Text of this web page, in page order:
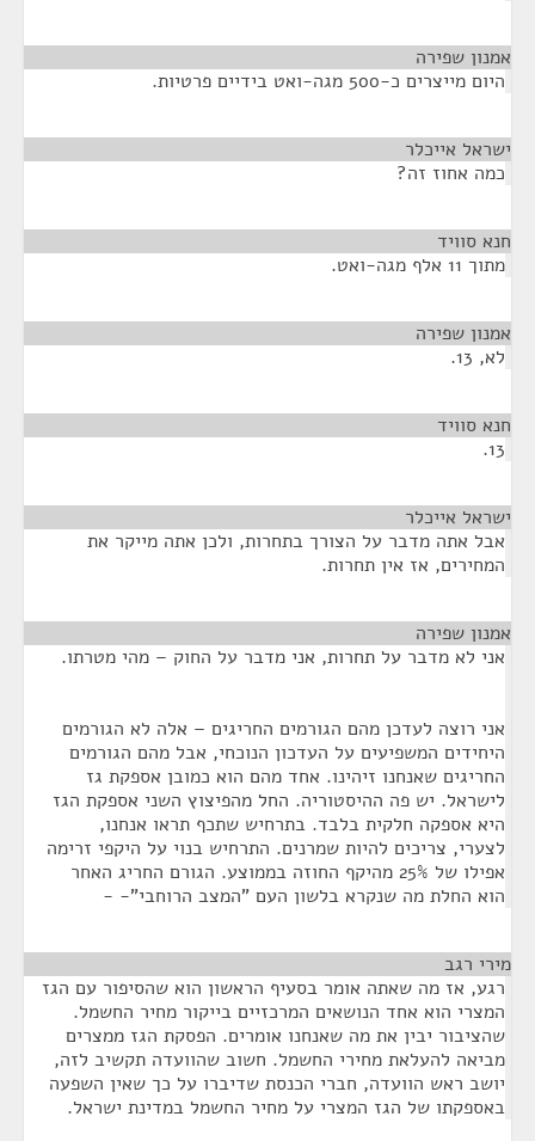
אמנון שפירה
היום מייצרים כ-500 מגה-ואט בידיים פרטיות.
ישראל אייכלר
כמה אחוז זה?
חנא סוויד
מתוך 11 אלף מגה-ואט.
אמנון שפירה
לא, 13.
חנא סוויד
13.
ישראל אייכלר
אבל אתה מדבר על הצורך בתחרות, ולכן אתה מייקר את
המחירים, אז אין תחרות.
אמנון שפירה
אני לא מדבר על תחרות, אני מדבר על החוק – מהי מטרתו.
אני רוצה לעדכן מהם הגורמים החריגים – אלה לא הגורמים
היחידים המשפיעים על העדכון הנוכחי, אבל מהם הגורמים
החריגים שאנחנו זיהינו. אחד מהם הוא כמובן אספקת גז
לישראל. יש פה ההיסטוריה. החל מהפיצוץ השני אספקת הגז
היא אספקה חלקית בלבד. בתרחיש שתכף תראו אנחנו,
לצערי, צריכים להיות שמרנים. התרחיש בנוי על היקפי זרימה
אפילו של 25% מהיקף החוזה בממוצע. הגורם החריג האחר
הוא החלת מה שנקרא בלשון העם "המצב הרוחבי"- -
מירי רגב
רגע, אז מה שאתה אומר בסעיף הראשון הוא שהסיפור עם הגז
המצרי הוא אחד הנושאים המרכזיים בייקור מחיר החשמל.
שהציבור יבין את מה שאנחנו אומרים. הפסקת הגז ממצרים
מביאה להעלאת מחירי החשמל. חשוב שהוועדה תקשיב לזה,
יושב ראש הוועדה, חברי הכנסת שדיברו על כך שאין השפעה
באספקתו של הגז המצרי על מחיר החשמל במדינת ישראל.